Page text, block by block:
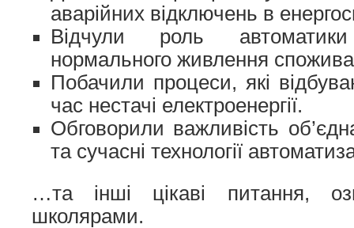
аварійних відключень в
Відчули роль
нормального живлення
Побачили процеси, які
час нестачі електроенергії.
Обговорили важливість
та сучасні технології
…та інші цікаві питання,
школярами.